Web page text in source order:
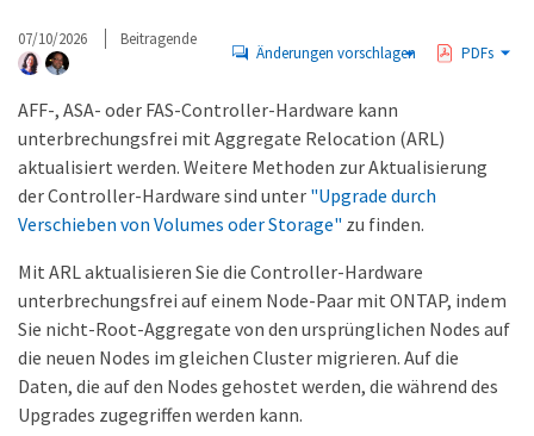
07/10/2026 Beitragende
Änderungen vorschlagen PDFs
AFF-, ASA- oder FAS-Controller-Hardware kann
unterbrechungsfrei mit Aggregate Relocation (ARL)
aktualisiert werden. Weitere Methoden zur Aktualisierung
der Controller-Hardware sind unter "Upgrade durch
Verschieben von Volumes oder Storage" zu finden.
Mit ARL aktualisieren Sie die Controller-Hardware
unterbrechungsfrei auf einem Node-Paar mit ONTAP, indem
Sie nicht-Root-Aggregate von den ursprünglichen Nodes auf
die neuen Nodes im gleichen Cluster migrieren. Auf die
Daten, die auf den Nodes gehostet werden, die während des
Upgrades zugegriffen werden kann.